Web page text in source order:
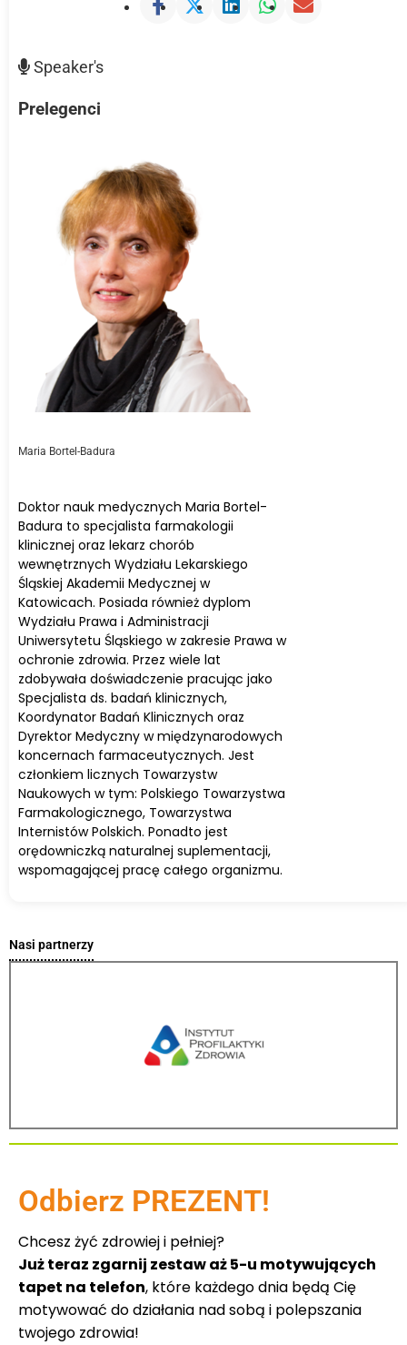
Speaker's
Prelegenci
Maria Bortel-Badura
Doktor nauk medycznych Maria Bortel-
Badura to specjalista farmakologii
klinicznej oraz lekarz chorób
wewnętrznych Wydziału Lekarskiego
Śląskiej Akademii Medycznej w
Katowicach. Posiada również dyplom
Wydziału Prawa i Administracji
Uniwersytetu Śląskiego w zakresie Prawa w
ochronie zdrowia. Przez wiele lat
zdobywała doświadczenie pracując jako
Specjalista ds. badań klinicznych,
Koordynator Badań Klinicznych oraz
Dyrektor Medyczny w międzynarodowych
koncernach farmaceutycznych. Jest
członkiem licznych Towarzystw
Naukowych w tym: Polskiego Towarzystwa
Farmakologicznego, Towarzystwa
Internistów Polskich. Ponadto jest
orędowniczką naturalnej suplementacji,
wspomagającej pracę całego organizmu.
Nasi partnerzy
Odbierz PREZENT!
Chcesz żyć zdrowiej i pełniej?
Już teraz zgarnij zestaw aż 5-u motywujących
tapet na telefon, które każdego dnia będą Cię
motywować do działania nad sobą i polepszania
twojego zdrowia!